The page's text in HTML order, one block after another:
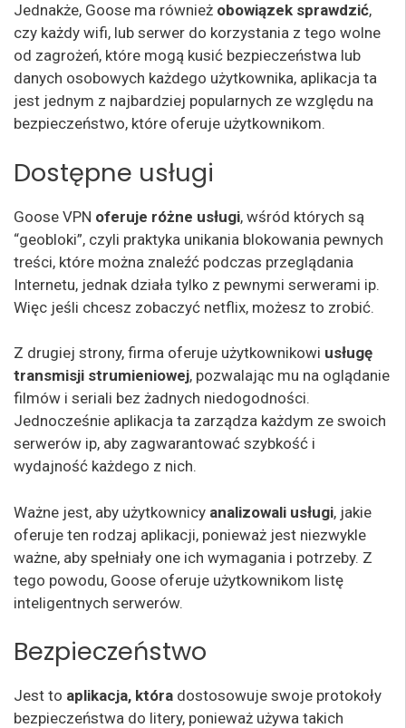
Jednakże, Goose ma również obowiązek sprawdzić,
czy każdy wifi, lub serwer do korzystania z tego wolne
od zagrożeń, które mogą kusić bezpieczeństwa lub
danych osobowych każdego użytkownika, aplikacja ta
jest jednym z najbardziej popularnych ze względu na
bezpieczeństwo, które oferuje użytkownikom.
Dostępne usługi
Goose VPN oferuje różne usługi, wśród których są
“geobloki”, czyli praktyka unikania blokowania pewnych
treści, które można znaleźć podczas przeglądania
Internetu, jednak działa tylko z pewnymi serwerami ip.
Więc jeśli chcesz zobaczyć netflix, możesz to zrobić.
Z drugiej strony, firma oferuje użytkownikowi usługę
transmisji strumieniowej, pozwalając mu na oglądanie
filmów i seriali bez żadnych niedogodności.
Jednocześnie aplikacja ta zarządza każdym ze swoich
serwerów ip, aby zagwarantować szybkość i
wydajność każdego z nich.
Ważne jest, aby użytkownicy analizowali usługi, jakie
oferuje ten rodzaj aplikacji, ponieważ jest niezwykle
ważne, aby spełniały one ich wymagania i potrzeby. Z
tego powodu, Goose oferuje użytkownikom listę
inteligentnych serwerów.
Bezpieczeństwo
Jest to aplikacja, która dostosowuje swoje protokoły
bezpieczeństwa do litery, ponieważ używa takich